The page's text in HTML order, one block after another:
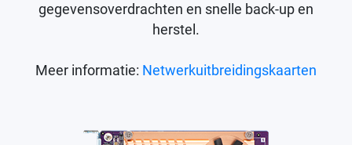
gegevensoverdrachten en snelle back-up en
herstel.
Meer informatie: Netwerkuitbreidingskaarten